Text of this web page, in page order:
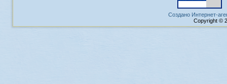
Создано Интернет-
Copyright ©